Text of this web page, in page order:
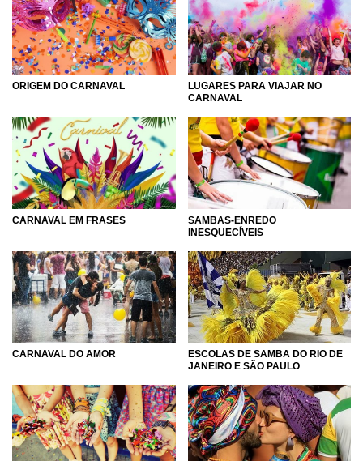
ORIGEM DO CARNAVAL
LUGARES PARA VIAJAR NO
CARNAVAL
CARNAVAL EM FRASES
SAMBAS-ENREDO
INESQUECÍVEIS
CARNAVAL DO AMOR
ESCOLAS DE SAMBA DO RIO DE
JANEIRO E SÃO PAULO